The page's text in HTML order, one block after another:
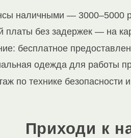
наличными — 3000–5000
платы без задержек — на
бесплатное
одежда для работы
по технике
Приходи к